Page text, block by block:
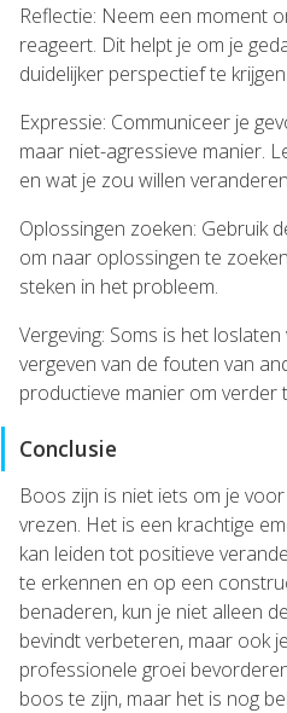
Reflectie: Neem een moment
reageert. Dit helpt je om je
duidelijker perspectief te krijgen.
Expressie: Communiceer je
maar niet-agressieve manier.
en wat je zou willen
Oplossingen zoeken: Gebruik
om naar oplossingen te
steken in het probleem.
Vergeving: Soms is het
vergeven van de fouten van
productieve manier om verder
Conclusie
Boos zijn is niet iets om je
vrezen. Het is een krachtige
kan leiden tot positieve
te erkennen en op een
benaderen, kun je niet alleen
bevindt verbeteren, maar ook
professionele groei
boos te zijn, maar het is nog